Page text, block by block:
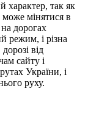
характер, так як
мінятися в
дорогах
режим, і різна
від
сайту і
України, і
руху.